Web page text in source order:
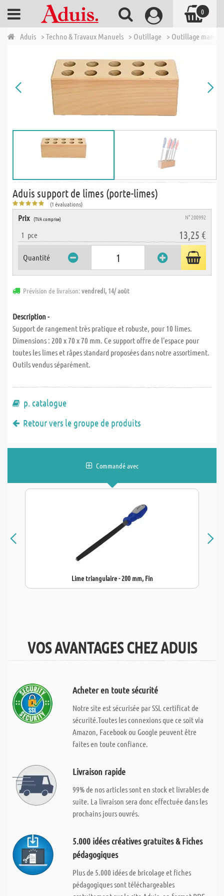
Aduis > Techno & Travaux Manuels > Outillage > Outillage manuel
Aduis support de limes (porte-limes)
(1 évaluations)
Prix (TVA comprise) N° 200992
1 pce 13,25 €
Quantité
Prévision de livraison:vendredi, 14/ août
Description -
Support de rangement très pratique et robuste, pour 10 limes.
Dimensions : 200 x 70 x 70 mm. Ce support offre de l'espace pour
toutes les limes et râpes standard proposées dans notre assortiment.
Outils vendus séparément.
p. catalogue
Retour vers le groupe de produits
Commandé avec
Lime triangulaire - 200 mm, Fin
VOS AVANTAGES CHEZ ADUIS
Acheter en toute sécurité
Notre site est sécurisée par SSL certificat de
sécurité.Toutes les connexions que ce soit via
Amazon, Facebook ou Google peuvent être
faites en toute confiance.
Livraison rapide
99% de nos articles sont en stock et livrables de
suite. La livraison sera donc effectuée dans les
prochains jours ouvrés.
5.000 idées créatives gratuites & Fiches
pédagogiques
Plus de 5.000 idées de bricolage et fiches
pédagogiques sont téléchargeables
0